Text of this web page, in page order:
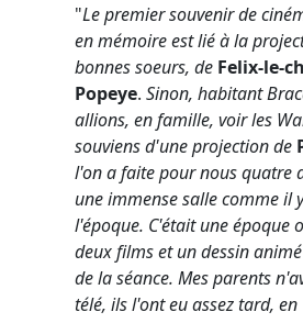
"Le premier souvenir de
en mémoire est lié à la
bonnes soeurs, de Felix-le-
Popeye. Sinon, habitant
allions, en famille, voir les
souviens d'une projection de
l'on a faite pour nous quatre
une immense salle comme il
l'époque. C'était une époque
deux films et un dessin
de la séance. Mes parents
télé, ils l'ont eu assez tard,